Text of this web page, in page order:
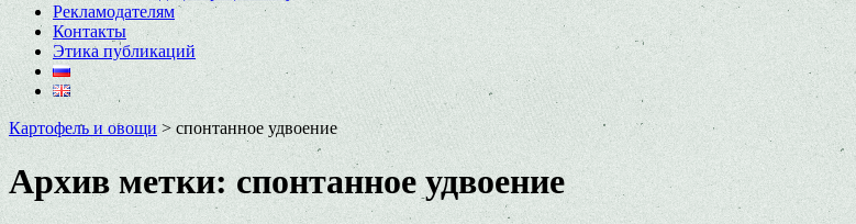
Рекламодателям
Контакты
Этика публикаций
Картофель и овощи > спонтанное удвоение
Архив метки: спонтанное удвоение